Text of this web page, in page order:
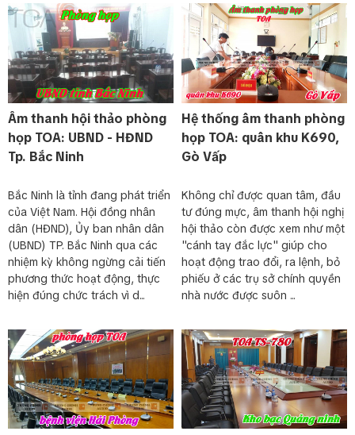
Âm thanh hội thảo phòng
họp TOA: UBND - HĐND
Tp. Bắc Ninh
Bắc Ninh là tỉnh đang phát triển
của Việt Nam. Hội đồng nhân
dân (HĐND), Ủy ban nhân dân
(UBND) TP. Bắc Ninh qua các
nhiệm kỳ không ngừng cải tiến
phương thức hoạt động, thực
hiện đúng chức trách vì d...
Hệ thống âm thanh phòng
họp TOA: quân khu K690,
Gò Vấp
Không chỉ được quan tâm, đầu
tư đúng mực, âm thanh hội nghị
hội thảo còn được xem như một
"cánh tay đắc lực" giúp cho
hoạt động trao đổi, ra lệnh, bỏ
phiếu ở các trụ sở chính quyền
nhà nước được suôn ...